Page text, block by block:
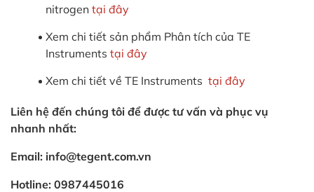
nitrogen tại đây
Xem chi tiết sản phẩm Phân tích của TE
Instruments tại đây
Xem chi tiết về TE Instruments tại đây
Liên hệ đến chúng tôi để được tư vấn và phục vụ
nhanh nhất:
Email: info@tegent.com.vn
Hotline: 0987445016